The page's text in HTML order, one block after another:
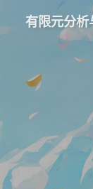
有限元分析